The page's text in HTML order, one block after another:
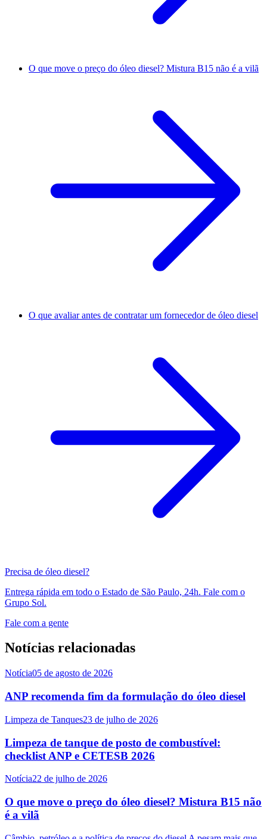
O que move o preço do óleo diesel? Mistura B15 não é a vilã
O que avaliar antes de contratar um fornecedor de óleo diesel
Precisa de óleo diesel?
Entrega rápida em todo o Estado de São Paulo, 24h. Fale com o
Grupo Sol.
Fale com a gente
Notícias relacionadas
Notícia05 de agosto de 2026
ANP recomenda fim da formulação do óleo diesel
Limpeza de Tanques23 de julho de 2026
Limpeza de tanque de posto de combustível:
checklist ANP e CETESB 2026
Notícia22 de julho de 2026
O que move o preço do óleo diesel? Mistura B15 não
é a vilã